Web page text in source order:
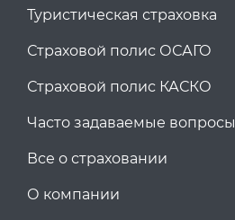
Туристическая страховка
Страховой полис ОСАГО
Страховой полис КАСКО
Часто задаваемые вопросы
Все о страховании
О компании